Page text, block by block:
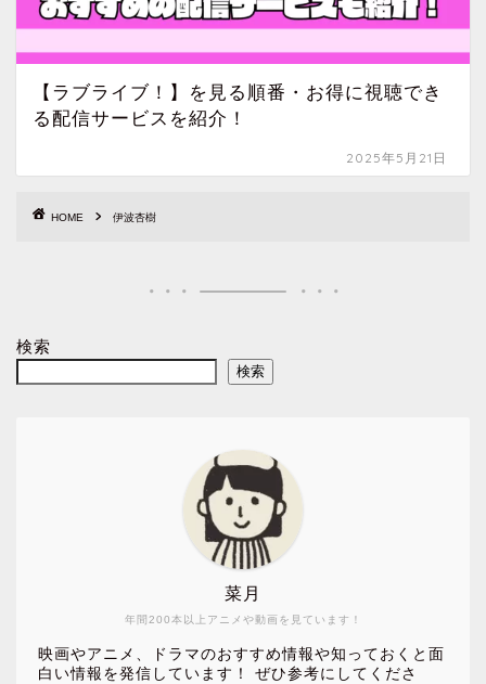
【ラブライブ！】を見る順番・お得に視聴でき
る配信サービスを紹介！
2025年5月21日
HOME 伊波杏樹
検索
検索
年間200本以上アニメや動画を見ています！
菜月
映画やアニメ、ドラマのおすすめ情報や知っておくと面
白い情報を発信しています！ ぜひ参考にしてくださ